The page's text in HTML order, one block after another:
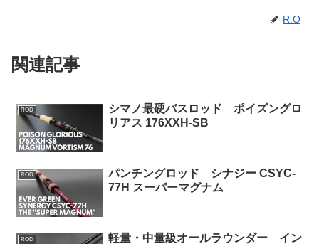
R.O
関連記事
ROD
シマノ最硬バスロッド ポイズングロ
リアス 176XXH-SB
ROD
パンチングロッド シナジー CSYC-
77H スーパーマグナム
ROD
軽量・中量級オールラウンダー イン